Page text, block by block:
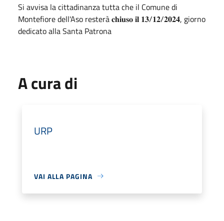
Si avvisa la cittadinanza tutta che il Comune di
Montefiore dell'Aso resterà 𝐜𝐡𝐢𝐮𝐬𝐨 𝐢𝐥 𝟏𝟑/𝟏𝟐/𝟐𝟎𝟐𝟒, giorno
dedicato alla Santa Patrona
A cura di
URP
VAI ALLA PAGINA